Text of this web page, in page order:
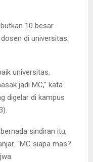
10 besar
di universitas.
universitas,
jadi MC,” kata
digelar di kampus
sindiran itu,
“MC siapa mas?